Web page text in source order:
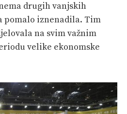
drugih vanjskih
pomalo iznenadila. Tim
na svim važnim
velike ekonomske